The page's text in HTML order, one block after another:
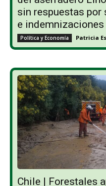
sin respuestas por
e
Política y Economía Patricia
Chile | Forestales